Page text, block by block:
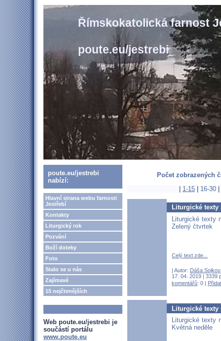
Římskokatolická farnost
poute.eu/jestrebi
poute.eu/jestrebi
nabízí:
Hlavní strana webu farnosti
Jestřebí
Kontakty
Liturgický rok
Pozvání
Boží doteky
Foto
Stalo se u nás
Zajímavé
15 nejčtenějších
Web poute.eu/jestrebi je
součástí portálu
www.poute.eu
Počet zobrazených
1-15 16-30
Liturgické texty
Liturgické texty
Zelený čtvrtek
Celý text zde...
| Autor: Dáša
17. 04. 2019 | 3339
komentářů: 0 |
Liturgické texty
Liturgické texty
Květná neděle